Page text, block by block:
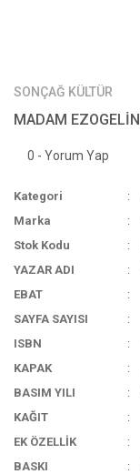
SONÇAĞ KÜLTÜR
MADAM EZOGELİN
0 - Yorum Yap
Kategori
Marka
Stok Kodu
YAZAR ADI
EBAT
SAYFA SAYISI
ISBN
KAPAK
BASIM YILI
KAĞIT
EK ÖZELLİK
BASKI